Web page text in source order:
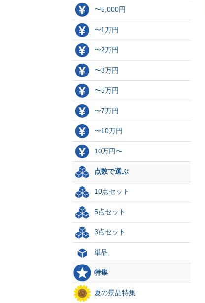
〜5,000円
〜1万円
〜2万円
〜3万円
〜5万円
〜7万円
〜10万円
10万円〜
点数で選ぶ
10点セット
5点セット
3点セット
単品
特集
夏の景品特集